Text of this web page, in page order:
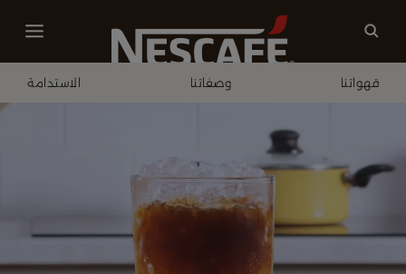
قهواتنا وصفاتنا الاستدامة
قهوة مثلجة فوارة